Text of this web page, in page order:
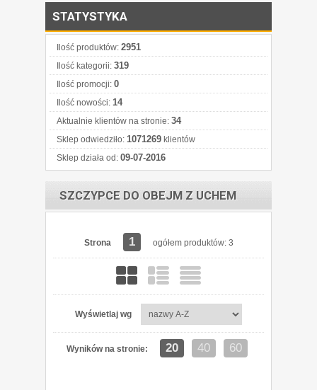
STATYSTYKA
Ilość produktów: 2951
Ilość kategorii: 319
Ilość promocji: 0
Ilość nowości: 14
Aktualnie klientów na stronie: 34
Sklep odwiedziło: 1071269 klientów
Sklep działa od: 09-07-2016
SZCZYPCE DO OBEJM Z UCHEM
Strona 1 ogółem produktów: 3
Wyświetlaj wg
Wyników na stronie: 20 40 60